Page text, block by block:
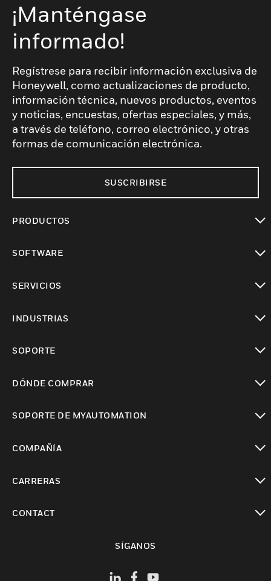
¡Manténgase
informado!
Regístrese para recibir información exclusiva de
Honeywell, como actualizaciones de producto,
información técnica, nuevos productos, eventos
y noticias, encuestas, ofertas especiales, y más,
a través de teléfono, correo electrónico, y otras
formas de comunicación electrónica.
SUSCRIBIRSE
PRODUCTOS
SOFTWARE
SERVICIOS
INDUSTRIAS
SOPORTE
DÓNDE COMPRAR
SOPORTE DE MYAUTOMATION
COMPAÑÍA
CARRERAS
CONTACT
SÍGANOS